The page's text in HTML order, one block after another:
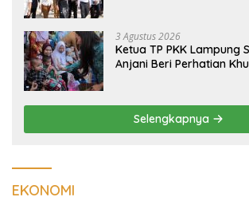
3 Agustus 2026
Ketua TP PKK Lampung
Anjani Beri Perhatian
Selengkapnya
EKONOMI